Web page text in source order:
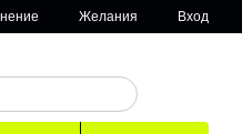
Желания Вход